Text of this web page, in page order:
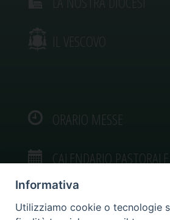
IL VESCOVO
ORARIO MESSE
CALENDARIO PASTORALE
Informativa
Utilizziamo cookie o tecnologie